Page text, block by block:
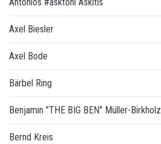
Axel Biesler
Axel Bode
Bärbel Ring
Benjamin "THE BIG BEN" Müller-Birkholz
Bernd Kreis